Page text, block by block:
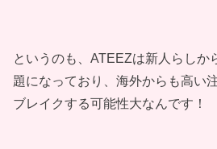
というのも、ATEEZは新人らしか
題になっており、海外からも高い
ブレイクする可能性大なんです！